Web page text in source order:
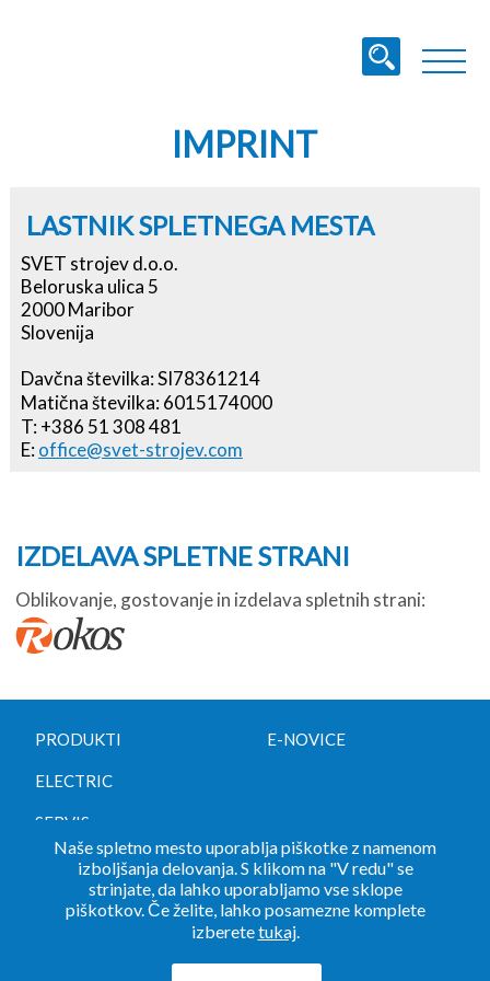
IMPRINT
LASTNIK SPLETNEGA MESTA
SVET strojev d.o.o.
Beloruska ulica 5
2000 Maribor
Slovenija
Davčna številka: SI78361214
Matična številka: 6015174000
T: +386 51 308 481
E:office@svet-strojev.com
IZDELAVA SPLETNE STRANI
Oblikovanje, gostovanje in izdelava spletnih strani:
PRODUKTI
ELECTRIC
SERVIS
KONTAKT
E-NOVICE
Politika zasebnosti•Pogoji uporabe•Piškotki
Naše spletno mesto uporablja piškotke z namenom
izboljšanja delovanja. S klikom na "V redu" se
strinjate, da lahko uporabljamo vse sklope
piškotkov. Če želite, lahko posamezne komplete
izberetetukaj.